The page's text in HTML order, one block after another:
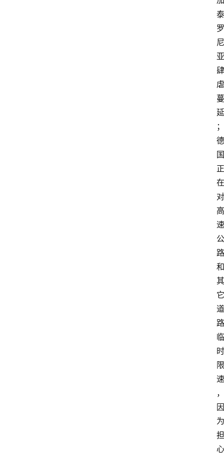
泰
罗
尼
亚
肆
虐
蔓
延
；
德
国
正
在
对
高
速
公
路
和
其
它
道
路
临
时
限
速
，
因
为
担
心